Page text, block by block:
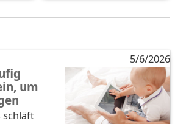
5/6/2026
um
schläft